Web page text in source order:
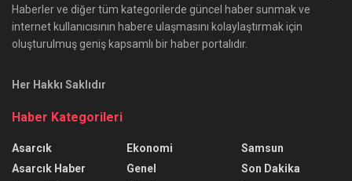
Haberler ve diğer tüm kategorilerde güncel haber sunmak ve
internet kullanıcısının habere ulaşmasını kolaylaştırmak için
oluşturulmuş geniş kapsamlı bir haber portalıdır.
Her Hakkı Saklıdır
Haber Kategorileri
Asarcık
Asarcık Haber
Ekonomi
Genel
Samsun
Son Dakika